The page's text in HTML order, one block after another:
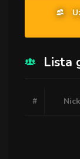
Lista
#